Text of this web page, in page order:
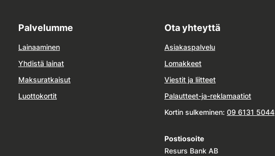
Palvelumme
Lainaaminen
Yhdistä lainat
Maksuratkaisut
Luottokortit
Ota yhteyttä
Asiakaspalvelu
Lomakkeet
Viestit ja liitteet
Palautteet-ja-reklamaatiot
Kortin sulkeminen: 09 6131 5044
Postiosoite
Resurs Bank AB